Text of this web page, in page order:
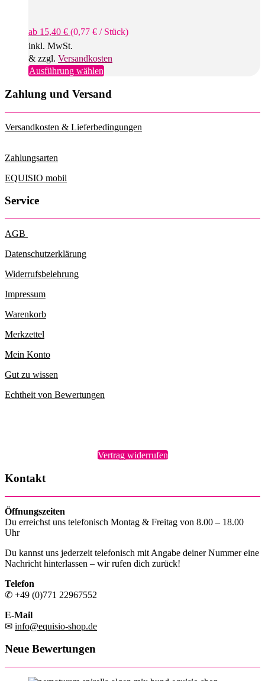
ab 15,40 € (0,77 € / Stück)
inkl. MwSt.
& zzgl. Versandkosten
Ausführung wählenDieses
weist
Varianten
auf.
Die
Zahlung und Versand
Versandkosten & Lieferbedingungen
Zahlungsarten
EQUISIO mobil
Service
AGB
Datenschutzerklärung
Widerrufsbelehrung
Impressum
Warenkorb
Merkzettel
Mein Konto
Gut zu wissen
Echtheit von Bewertungen
Vertrag widerrufen
Kontakt
Öffnungszeiten
Du erreichst uns telefonisch Montag & Freitag von 8.00 – 18.00
Uhr
Du kannst uns jederzeit telefonisch mit Angabe deiner Nummer eine
Nachricht hinterlassen – wir rufen dich zurück!
Telefon
✆ +49 (0)771 22967552
E-Mail
✉ info@equisio-shop.de
Neue Bewertungen